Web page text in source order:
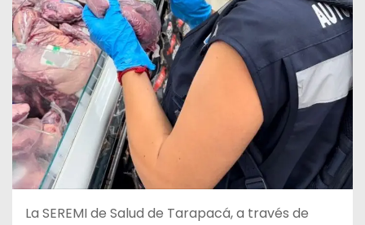
La SEREMI de Salud de Tarapacá, a través de